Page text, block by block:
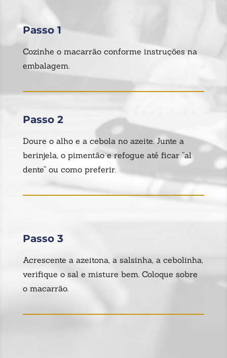
Passo 1
Cozinhe o macarrão conforme instruções na
embalagem.
Passo 2
Doure o alho e a cebola no azeite. Junte a
berinjela, o pimentão e refogue até ficar “al
dente” ou como preferir.
Passo 3
Acrescente a azeitona, a salsinha, a cebolinha,
verifique o sal e misture bem. Coloque sobre
o macarrão.